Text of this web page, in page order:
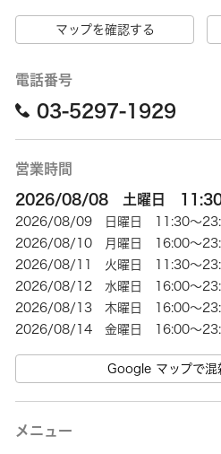
マップを確認する
電話番号
03-5297-1929
営業時間
2026/08/08 土曜日 11:30
2026/08/09 日曜日 11:30～
2026/08/10 月曜日 16:00～
2026/08/11 火曜日 11:30～
2026/08/12 水曜日 16:00～
2026/08/13 木曜日 16:00～
2026/08/14 金曜日 16:00～
Google マップで混
メニュー